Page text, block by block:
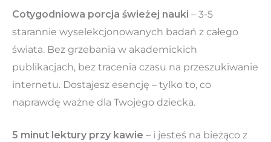
Cotygodniowa porcja świeżej nauki – 3-5
starannie wyselekcjonowanych badań z całego
świata. Bez grzebania w akademickich
publikacjach, bez tracenia czasu na przeszukiwanie
internetu. Dostajesz esencję – tylko to, co
naprawdę ważne dla Twojego dziecka.
5 minut lektury przy kawie – i jesteś na bieżąco z